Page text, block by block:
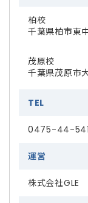
柏校
千葉県柏市東
茂原校
千葉県茂原市
TEL
0475-44-
運営
株式会社GLE